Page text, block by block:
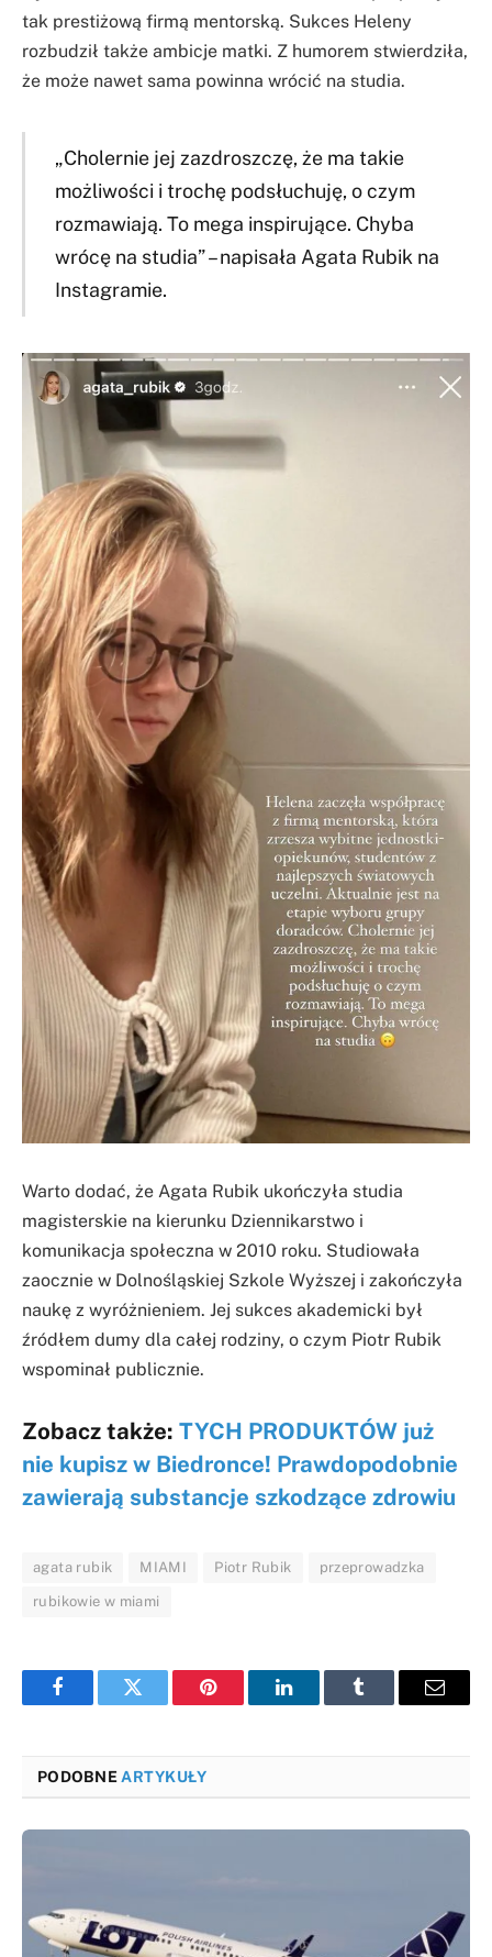
tak prestiżową firmą mentorską. Sukces Heleny
rozbudził także ambicje matki. Z humorem stwierdziła,
że może nawet sama powinna wrócić na studia.
„Cholernie jej zazdroszczę, że ma takie
możliwości i trochę podsłuchuję, o czym
rozmawiają. To mega inspirujące. Chyba
wrócę na studia” – napisała Agata Rubik na
Instagramie.
Warto dodać, że Agata Rubik ukończyła studia
magisterskie na kierunku Dziennikarstwo i
komunikacja społeczna w 2010 roku. Studiowała
zaocznie w Dolnośląskiej Szkole Wyższej i zakończyła
naukę z wyróżnieniem. Jej sukces akademicki był
źródłem dumy dla całej rodziny, o czym Piotr Rubik
wspominał publicznie.
Zobacz także: TYCH PRODUKTÓW już
nie kupisz w Biedronce! Prawdopodobnie
zawierają substancje szkodzące zdrowiu
agata rubik MIAMI Piotr Rubik przeprowadzka
rubikowie w miami
FacebookTwitter Pinterest LinkedInTumblr Email
PODOBNE ARTYKUŁY